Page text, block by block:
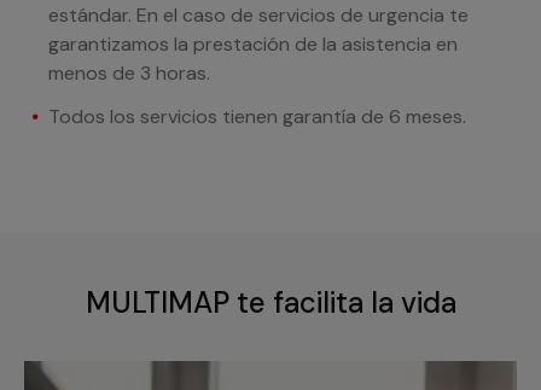
estándar. En el caso de servicios de urgencia te
garantizamos la prestación de la asistencia en
menos de 3 horas.
Todos los servicios tienen garantía de 6 meses.
MULTIMAP te facilita la vida